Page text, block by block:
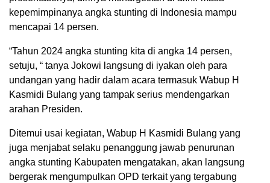
kepemimpinanya angka stunting di Indonesia mampu
mencapai 14 persen.
“Tahun 2024 angka stunting kita di angka 14 persen,
setuju, “ tanya Jokowi langsung di iyakan oleh para
undangan yang hadir dalam acara termasuk Wabup H
Kasmidi Bulang yang tampak serius mendengarkan
arahan Presiden.
Ditemui usai kegiatan, Wabup H Kasmidi Bulang yang
juga menjabat selaku penanggung jawab penurunan
angka stunting Kabupaten mengatakan, akan langsung
bergerak mengumpulkan OPD terkait yang tergabung